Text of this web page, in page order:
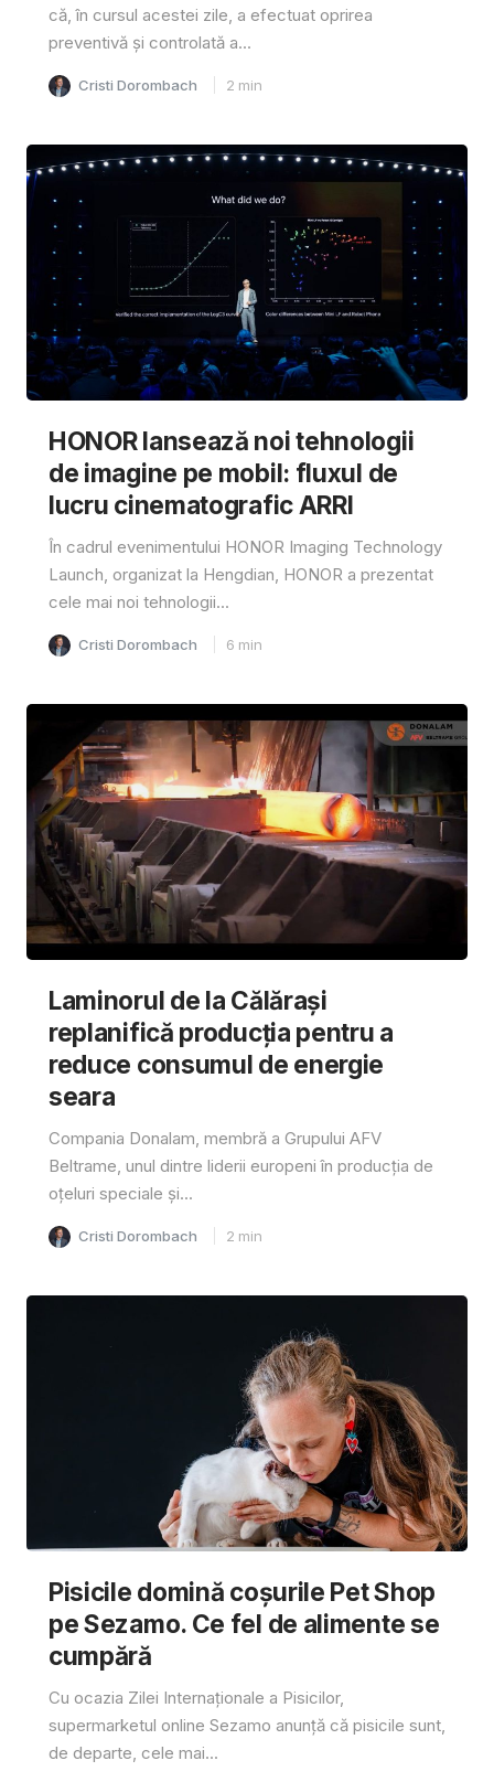
că, în cursul acestei zile, a efectuat oprirea
preventivă și controlată a...
Cristi Dorombach 2 min
HONOR lansează noi tehnologii
de imagine pe mobil: fluxul de
lucru cinematografic ARRI
În cadrul evenimentului HONOR Imaging Technology
Launch, organizat la Hengdian, HONOR a prezentat
cele mai noi tehnologii...
Cristi Dorombach 6 min
Laminorul de la Călărași
replanifică producția pentru a
reduce consumul de energie
seara
Compania Donalam, membră a Grupului AFV
Beltrame, unul dintre liderii europeni în producția de
oțeluri speciale și...
Cristi Dorombach 2 min
Pisicile domină coșurile Pet Shop
pe Sezamo. Ce fel de alimente se
cumpără
Cu ocazia Zilei Internaționale a Pisicilor,
supermarketul online Sezamo anunță că pisicile sunt,
de departe, cele mai...